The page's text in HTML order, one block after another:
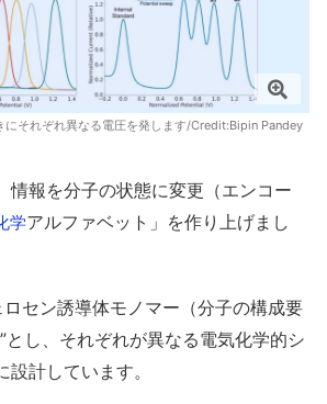
にそれぞれ異なる電圧を発します/Credit:Bipin Pandey
情報を分子の状態に変更（エンコー
学アルファベット」を作り上げまし
セン誘導体モノマー（分子の構成要
とし、それぞれが異なる電気化学的シ
計しています。